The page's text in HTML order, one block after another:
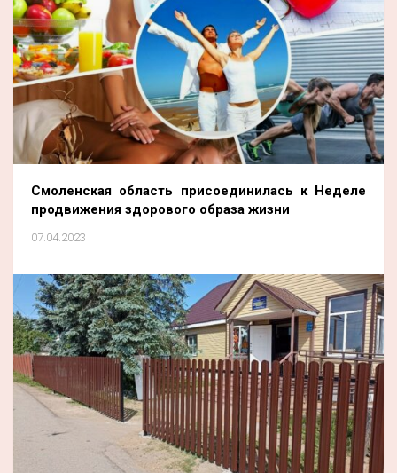
Смоленская область присоединилась к Неделе
продвижения здорового образа жизни
07.04.2023